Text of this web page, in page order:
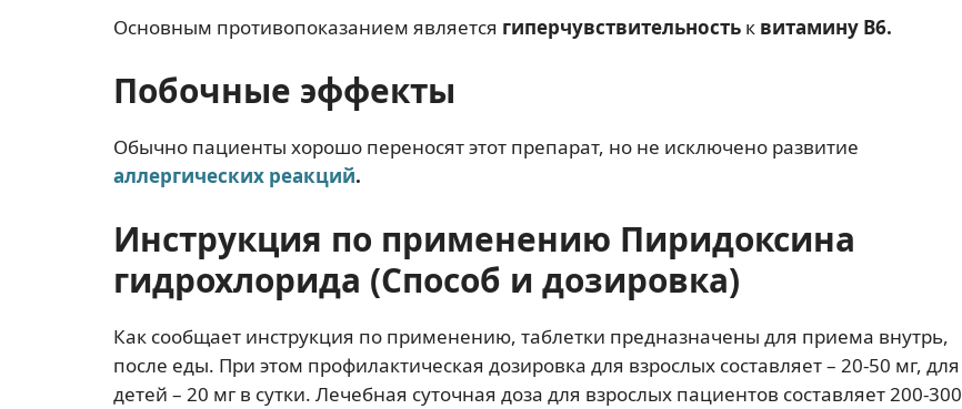
Основным противопоказанием является гиперчувствительность к витамину В6.
Побочные эффекты
Обычно пациенты хорошо переносят этот препарат, но не исключено развитие
аллергических реакций.
Инструкция по применению Пиридоксина
гидрохлорида (Способ и дозировка)
Как сообщает инструкция по применению, таблетки предназначены для приема внутрь,
после еды. При этом профилактическая дозировка для взрослых составляет – 20-50 мг, для
детей – 20 мг в сутки. Лечебная суточная доза для взрослых пациентов составляет 200-300